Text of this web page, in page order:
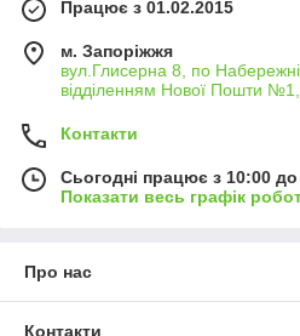
Працює з 01.02.2015
м. Запоріжжя
вул.Глисерна 8, по
відділенням Нової Пошти
Контакти
Сьогодні працює з 10:00
Показати весь графік
Про нас
Контакти